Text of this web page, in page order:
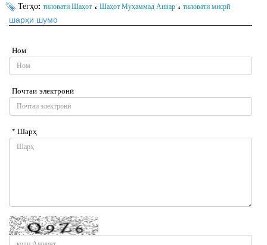
Тегҳо: тиловати Шаҳот ، Шаҳот Муҳаммад Анвар ، тиловати мисрӣ
шарҳи шумо
Ном
Почтаи электронӣ
* Шарҳ